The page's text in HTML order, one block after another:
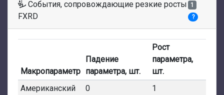
События, сопровождающие резкие росты
FXRD
1
?
Макропараметр
Падение
параметра, шт.
Рост
параметра,
шт.
Американский
0 1